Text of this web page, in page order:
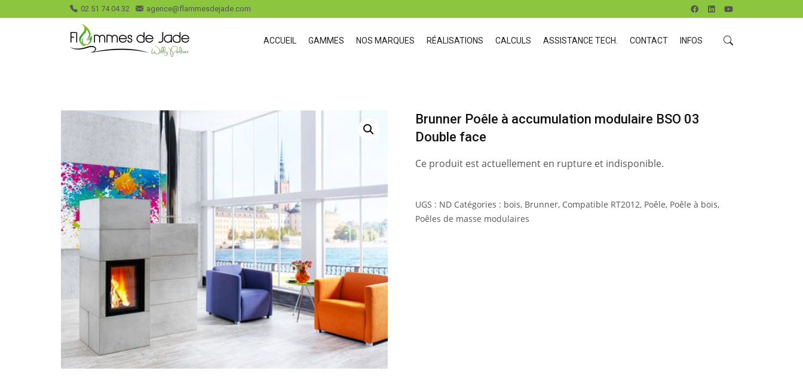
02 51 74 04 32 agence@flammesdejade.com
ACCUEIL GAMMES NOS MARQUES RÉALISATIONS CALCULS ASSISTANCE TECH. CONTACT INFOS
Brunner Poêle à accumulation modulaire BSO 03
Double face
Ce produit est actuellement en rupture et indisponible.
UGS : ND Catégories : bois, Brunner, Compatible RT2012, Poêle, Poêle à bois,
Poêles de masse modulaires